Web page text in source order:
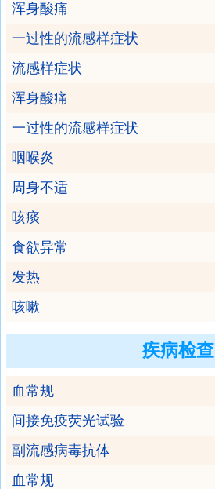
浑身酸痛
一过性的流感样症状
流感样症状
浑身酸痛
一过性的流感样症状
咽喉炎
周身不适
咳痰
食欲异常
发热
咳嗽
疾病检查
血常规
间接免疫荧光试验
副流感病毒抗体
血常规